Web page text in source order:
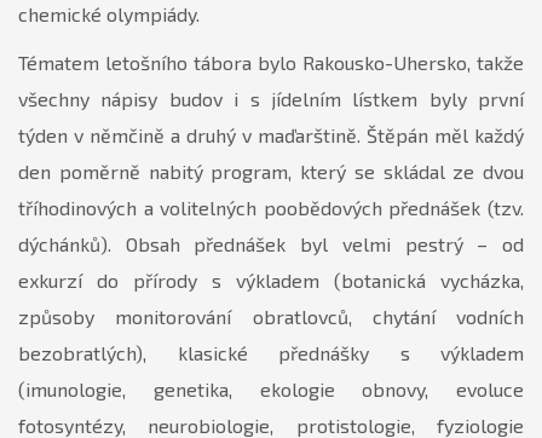
chemické olympiády.
Tématem letošního tábora bylo Rakousko-Uhersko, takže
všechny nápisy budov i s jídelním lístkem byly první
týden v němčině a druhý v maďarštině. Štěpán měl každý
den poměrně nabitý program, který se skládal ze dvou
tříhodinových a volitelných poobědových přednášek (tzv.
dýchánků). Obsah přednášek byl velmi pestrý – od
exkurzí do přírody s výkladem (botanická vycházka,
způsoby monitorování obratlovců, chytání vodních
bezobratlých), klasické přednášky s výkladem
(imunologie, genetika, ekologie obnovy, evoluce
fotosyntézy, neurobiologie, protistologie, fyziologie